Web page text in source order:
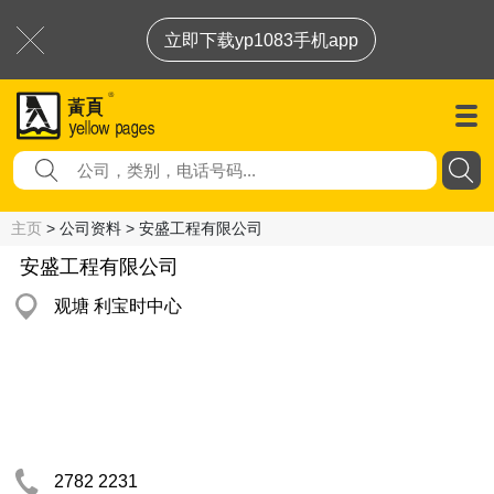
立即下载yp1083手机app
主页 > 公司资料 > 安盛工程有限公司
安盛工程有限公司
观塘 利宝时中心
2782 2231